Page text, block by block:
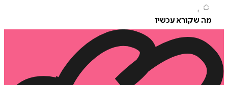
שקורא עכשיו